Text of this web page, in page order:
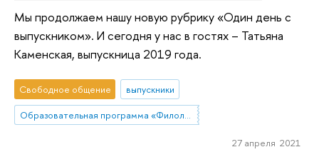
Мы продолжаем нашу новую рубрику «Один день с
выпускником». И сегодня у нас в гостях – Татьяна
Каменская, выпускница 2019 года.
Свободное общение
выпускники
Образовательная программа «Филология»
27 апреля 2021